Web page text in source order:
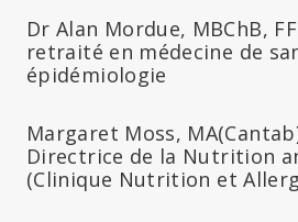
Dr Alan Mordue, MBChB,
retraité en médecine de
épidémiologie
Margaret Moss,
Directrice de la Nutrition
(Clinique Nutrition et